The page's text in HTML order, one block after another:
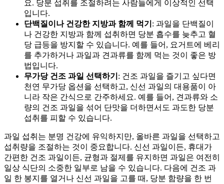
요. 당분 섭취를 조절하려는 사람들에게 이상적인 선택
입니다.
단백질이나 건강한 지방과 함께 먹기 : 과일을 단백질이
나 건강한 지방과 함께 섭취하면 당분 흡수를 늦추고 혈
당 급등을 방지할 수 있습니다. 예를 들어, 요거트에 베리
를 추가하거나 과일과 견과류를 함께 먹는 것이 좋은 방
법입니다.
무가당 건조 과일 선택하기 : 건조 과일을 즐기고 싶다면
천연 무가당 옵션을 선택하고, 신선 과일의 대용품이 아
니라 작은 간식으로 간주하세요. 예를 들어, 견과류와 소
량의 건조 과일을 섞어 단맛을 더하면서도 과도한 당분
섭취를 피할 수 있습니다.
과일 섭취는 분명 건강에 유익하지만, 올바른 과일을 선택하고
섭취량을 조절하는 것이 중요합니다. 신선 과일이든, 휴대가
간편한 건조 과일이든, 균형과 절제를 유지하면 과일은 여전히
일상 식단의 소중한 일부로 남을 수 있습니다. 다음에 건조 과
일 한 봉지를 열거나 신선 과일을 고를 때, 당분 함량을 한 번